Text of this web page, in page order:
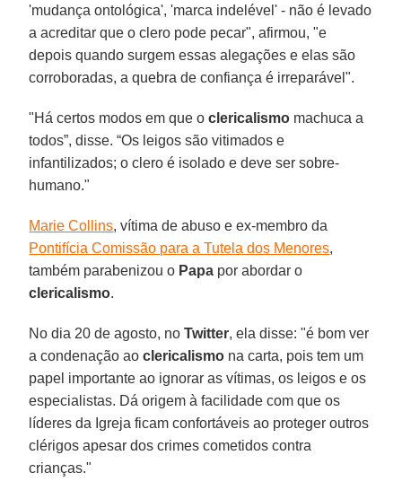
'mudança ontológica', 'marca indelével' - não é levado
a acreditar que o clero pode pecar", afirmou, "e
depois quando surgem essas alegações e elas são
corroboradas, a quebra de confiança é irreparável".
"Há certos modos em que oclericalismo machuca a
todos”, disse. “Os leigos são vitimados e
infantilizados; o clero é isolado e deve ser sobre-
humano."
Marie Collins, vítima de abuso e ex-membro da
Pontifícia Comissão para a Tutela dos Menores,
também parabenizou o Papa por abordar o
clericalismo.
No dia 20 de agosto, noTwitter, ela disse: "é bom ver
a condenação aoclericalismo na carta, pois tem um
papel importante ao ignorar as vítimas, os leigos e os
especialistas. Dá origem à facilidade com que os
líderes da Igreja ficam confortáveis ao proteger outros
clérigos apesar dos crimes cometidos contra
crianças."